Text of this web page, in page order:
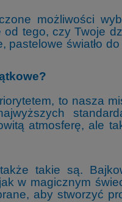
możliwości
tego, czy Twoje
pastelowe światło
to nasza
atmosferę, ale
takie są.
w magicznym
aby stworzyć